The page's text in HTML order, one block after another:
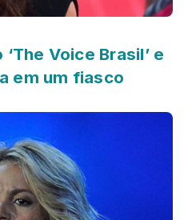
Voice Brasil’ e
em um fiasco